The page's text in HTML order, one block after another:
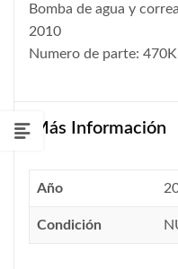
Bomba de agua y
2010
Numero de parte:
Más Información
Año
Condición